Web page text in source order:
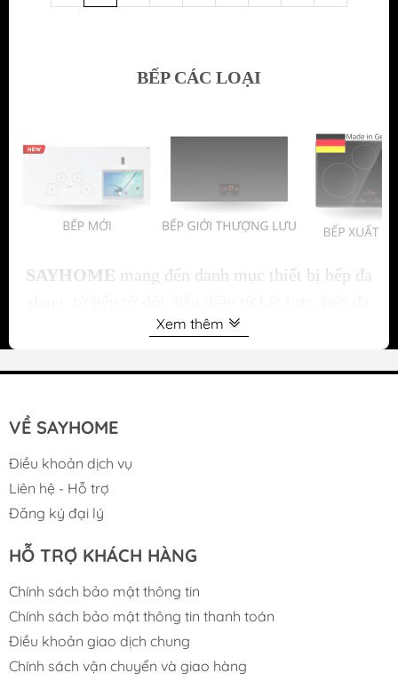
BẾP CÁC LOẠI
SAYHOME mang đến danh mục thiết bị bếp đa
vùng nấu, bếp hồng ngoại đôi đến bếp đơn đáp
nâng tầm không gian bếp. Dưới đây là danh mục
các dòng bếp
Xem thêm
VỀ SAYHOME
Điều khoản dịch vụ
Liên hệ - Hỗ trợ
Đăng ký đại lý
HỖ TRỢ KHÁCH HÀNG
Chính sách bảo mật thông tin
Chính sách bảo mật thông tin thanh toán
Điều khoản giao dịch chung
Chính sách vận chuyển và giao hàng